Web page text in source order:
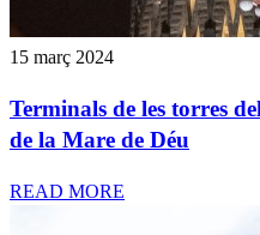
15 març 2024
Terminals de les torres
de la Mare de Déu
READ MORE